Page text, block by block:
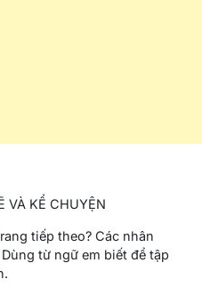
VÀ KỂ CHUYỆN
tiếp theo? Các nhân
từ ngữ em biết để tập